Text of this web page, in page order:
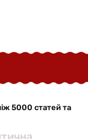
5000 статей та